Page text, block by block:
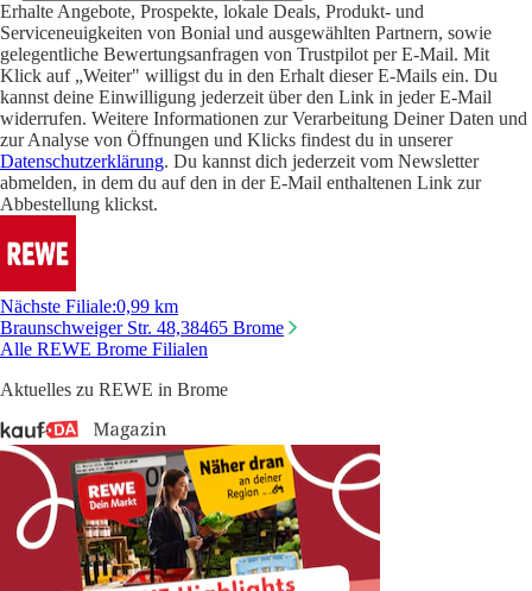
Erhalte Angebote, Prospekte, lokale Deals, Produkt- und
Serviceneuigkeiten von Bonial und ausgewählten Partnern, sowie
gelegentliche Bewertungsanfragen von Trustpilot per E-Mail. Mit
Klick auf „Weiter" willigst du in den Erhalt dieser E-Mails ein. Du
kannst deine Einwilligung jederzeit über den Link in jeder E-Mail
widerrufen. Weitere Informationen zur Verarbeitung Deiner Daten und
zur Analyse von Öffnungen und Klicks findest du in unserer
Datenschutzerklärung. Du kannst dich jederzeit vom Newsletter
abmelden, in dem du auf den in der E-Mail enthaltenen Link zur
Abbestellung klickst.
Nächste Filiale:0,99 km
Braunschweiger Str. 48,38465 Brome
Alle REWE Brome Filialen
Aktuelles zu REWE in Brome